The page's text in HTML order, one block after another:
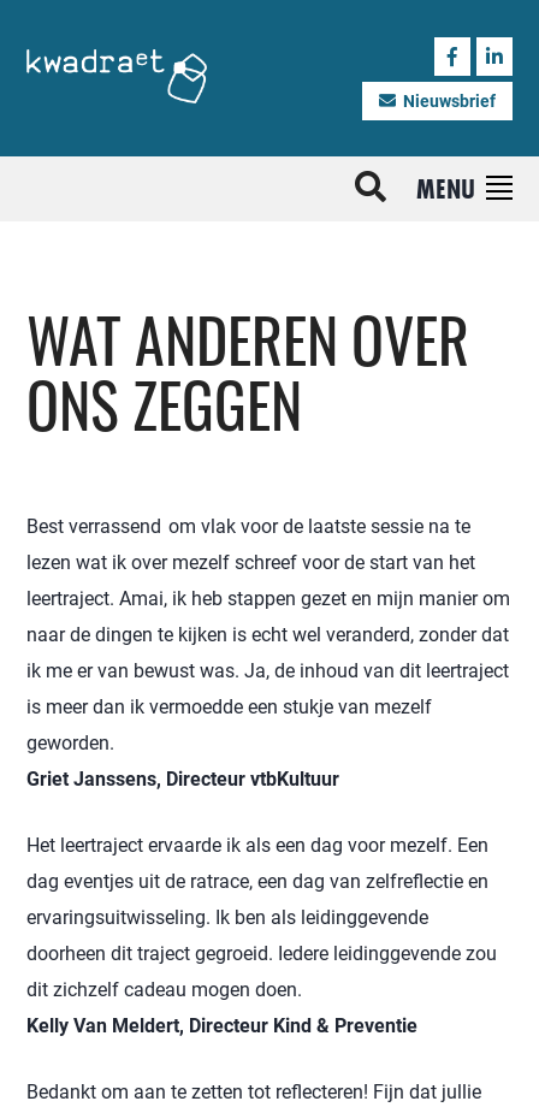
Nieuwsbrief
MENU
WAT ANDEREN OVER
ONS ZEGGEN
Best verrassend om vlak voor de laatste sessie na te
lezen wat ik over mezelf schreef voor de start van het
leertraject. Amai, ik heb stappen gezet en mijn manier om
naar de dingen te kijken is echt wel veranderd, zonder dat
ik me er van bewust was. Ja, de inhoud van dit leertraject
is meer dan ik vermoedde een stukje van mezelf
geworden.
Griet Janssens, Directeur vtbKultuur
Het leertraject ervaarde ik als een dag voor mezelf. Een
dag eventjes uit de ratrace, een dag van zelfreflectie en
ervaringsuitwisseling. Ik ben als leidinggevende
doorheen dit traject gegroeid. Iedere leidinggevende zou
dit zichzelf cadeau mogen doen.
Kelly Van Meldert, Directeur Kind & Preventie
Bedankt om aan te zetten tot reflecteren! Fijn dat jullie